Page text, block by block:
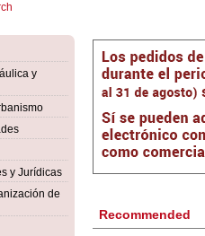
y
y Jurídicas
de
Recommended